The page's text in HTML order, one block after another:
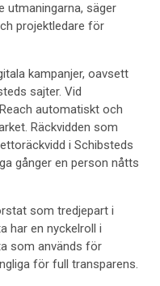
utmaningarna, säger
projektledare för
kampanjer, oavsett
sajter. Vid
automatiskt och
Räckvidden som
i Schibsteds
gånger en person nåtts
som tredjepart i
har en nyckelroll i
som används för
för full transparens.